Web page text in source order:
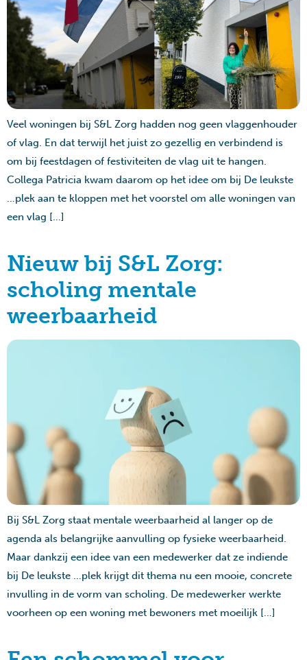
Veel woningen bij S&L Zorg hadden nog geen vlaggenhouder
of vlag. En dat terwijl het juist zo gezellig en verbindend is
om bij feestdagen of festiviteiten de vlag uit te hangen.
Collega Patricia kwam daarom op het idee om bij De leukste
…plek aan te kloppen met het voorstel om alle woningen van
een vlag […]
Nieuw bij S&L Zorg:
scholing mentale
weerbaarheid
Bij S&L Zorg staat mentale weerbaarheid al langer op de
agenda als belangrijke aanvulling op fysieke weerbaarheid.
Maar dankzij een idee van een medewerker dat ze indiende
bij De leukste …plek krijgt dit thema nu een mooie, concrete
invulling in de vorm van scholing. De medewerker werkte
voorheen op een woning met bewoners met moeilijk […]